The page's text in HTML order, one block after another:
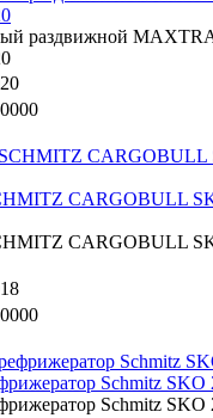
раздвижной
CARGOBULL
CARGOBULL
Schmitz SKO
Schmitz SKO